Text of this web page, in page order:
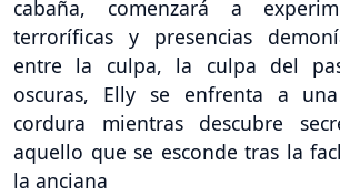
cabaña, comenzará a
terroríficas y presencias
entre la culpa, la culpa del
oscuras, Elly se enfrenta a
cordura mientras descubre
aquello que se esconde tras la
la anciana